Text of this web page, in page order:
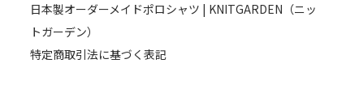
日本製オーダーメイドポロシャツ | KNITGARDEN（ニッ
トガーデン）
特定商取引法に基づく表記